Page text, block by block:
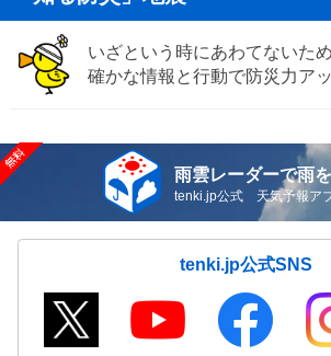
いざという時にあわてないた
確かな情報と行動で防災力ア
雨雲レーダーで雨
tenki.jp公式 天気予報ア
tenki.jp公式SNS